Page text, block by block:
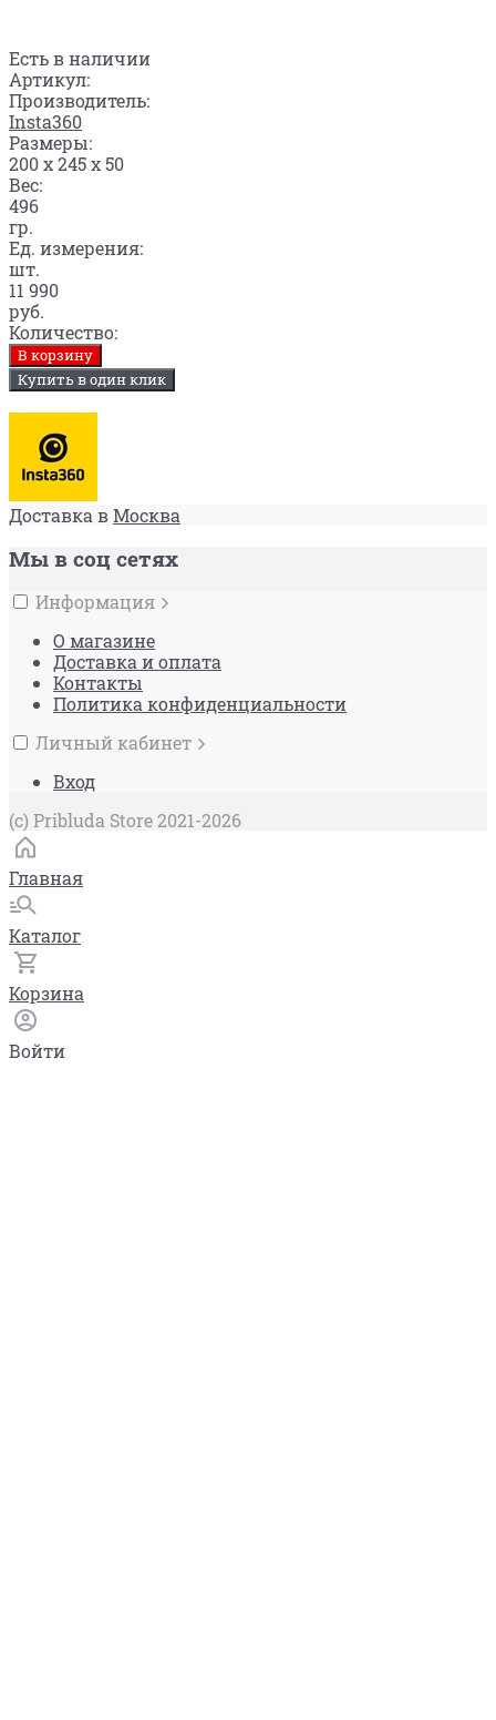
Есть в наличии
Артикул:
Производитель:
Insta360
Размеры:
200 x 245 x 50
Вес:
496
гр.
Ед. измерения:
шт.
11 990
руб.
Количество:
В корзину
Купить в один клик
Доставка вМосква
Мы в соц сетях
Информация
О магазине
Доставка и оплата
Контакты
Политика конфиденциальности
Личный кабинет
Вход
(c) Pribluda Store 2021-2026
Главная
Каталог
Корзина
Войти